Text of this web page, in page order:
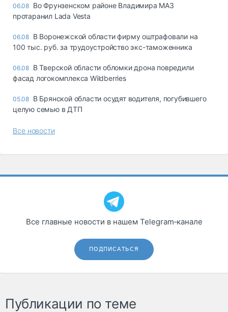
06.08 Во Фрунзенском районе Владимира МАЗ
протаранил Lada Vesta
06.08 В Воронежской области фирму оштрафовали на
100 тыс. руб. за трудоустройство экс-таможенника
06.08 В Тверской области обломки дрона повредили
фасад логокомплекса Wildberries
05.08 В Брянской области осудят водителя, погубившего
целую семью в ДТП
Все новости
Все главные новости в нашем Telegram‑канале
ПОДПИСАТЬСЯ
Публикации по теме